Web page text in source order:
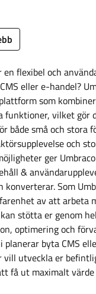
flexibel och
eller e-handel?
som
funktioner, vilket gör
både små och stora
och
ger
&
konverterar. Som
av att arbeta
stötta er genom
optimering och
planerar byta CMS
vill utveckla er
få ut maximalt